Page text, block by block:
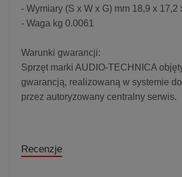
- Wymiary (S x W x G) mm 18,9 x 17,2
- Waga kg 0.0061
Warunki gwarancji:
Sprzęt marki AUDIO-TECHNICA
gwarancją, realizowaną w systemie
przez autoryzowany centralny serwis.
Recenzje